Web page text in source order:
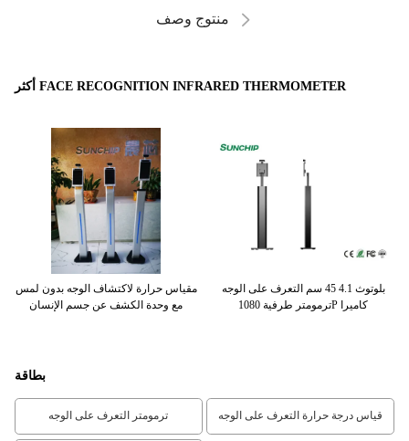
منتوج وصف
أكثر FACE RECOGNITION INFRARED THERMOMETER
مقياس حرارة لاكتشاف الوجه بدون لمس
مع وحدة الكشف عن جسم الإنسان
بلوتوث 4.1 45 سم التعرف على الوجه
ترمومتر طرفية 1080P كاميرا
بطاقة
ترمومتر التعرف على الوجه قياس درجة حرارة التعرف على الوجه